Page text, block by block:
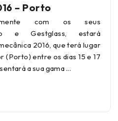
– Porto
com os seus
e Gestglass, estará
2016, que terá lugar
(Porto) entre os dias 15 e 17
a sua gama